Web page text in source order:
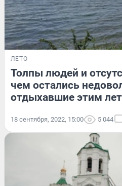
ЛЕТО
Толпы людей и
чем остались
отдыхавшие этим
18 сентября, 2022, 15:00 5 044